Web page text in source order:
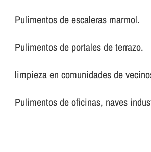
Pulimentos de escaleras marmol.
Pulimentos de portales de terrazo.
limpieza en comunidades de
Pulimentos de oficinas, naves